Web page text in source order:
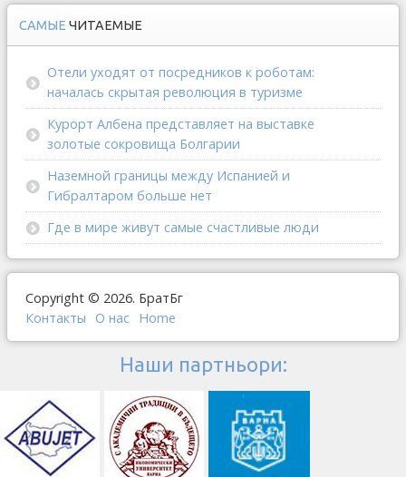
САМЫЕ ЧИТАЕМЫЕ
Отели уходят от посредников к роботам:
началась скрытая революция в туризме
Курорт Албена представляет на выставке
золотые сокровища Болгарии
Наземной границы между Испанией и
Гибралтаром больше нет
Где в мире живут самые счастливые люди
Copyright © 2026. БратБг
Контакты
О наc Home
Наши партньори: